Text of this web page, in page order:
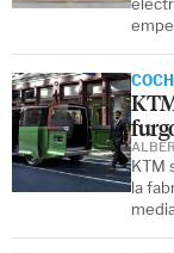
KTM
la